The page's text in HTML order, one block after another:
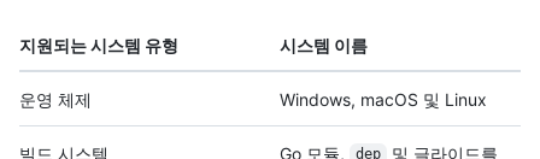
지원되는 시스템 유형 시스템 이름
운영 체제 Windows, macOS 및 Linux
빌드 시스템 Go 모듈, dep
및 글라이드를